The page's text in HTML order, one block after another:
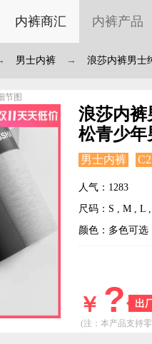
内裤商汇 内裤产品
男士内裤 → 浪莎内裤男士
节图
浪莎内裤
松青少年
男士内裤
人气：1283
尺码：S , M , L
颜色：多色可选
出
￥ ?
(注：本产品支持